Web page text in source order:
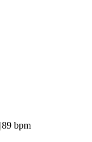
|89 bpm